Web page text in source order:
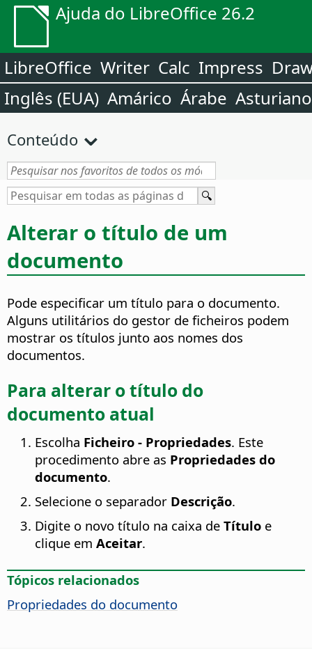
Ajuda do LibreOffice 26.2
LibreOffice Writer Calc Impress
Inglês (EUA) Amárico Árabe Asturiano
Conteúdo
Alterar o título de um
documento
Pode especificar um título para o documento.
Alguns utilitários do gestor de ficheiros podem
mostrar os títulos junto aos nomes dos
documentos.
Para alterar o título do
documento atual
Escolha Ficheiro - Propriedades. Este
procedimento abre as Propriedades do
documento.
Selecione o separador Descrição.
Digite o novo título na caixa de Título e
clique em Aceitar.
Tópicos relacionados
Propriedades do documento